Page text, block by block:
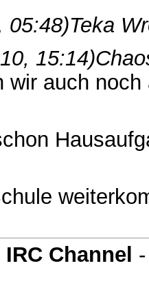
05:48)Teka
15:14)
wir auch
Channel